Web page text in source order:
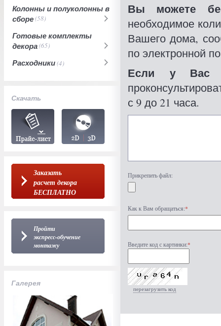
Колонны и полуколонны в
сборе(58)
Готовые комплекты
декора(65)
Расходники(4)
Скачать
Заказать
расчет декора
БЕСПЛАТНО
Пройти
экспресс-обучение
монтажу
Галерея
Вы можете
необходимое
Вашего дома,
по электронной
Если у Вас
с 9 до 21 часа.
Прикрепить файл:
Как к Вам обращаться:*
Введите код с картинки:*
перезагрузить код